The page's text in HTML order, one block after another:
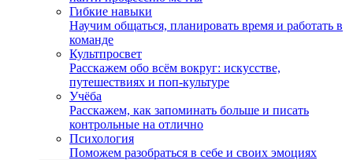
Гибкие навыки
Научим общаться, планировать время и работать в
команде
Культпросвет
Расскажем обо всём вокруг: искусстве,
путешествиях и поп-культуре
Учёба
Расскажем, как запоминать больше и писать
контрольные на отлично
Психология
Поможем разобраться в себе и своих эмоциях